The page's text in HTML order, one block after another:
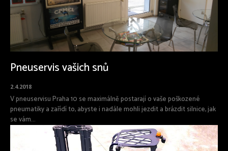
Pneuservis vašich snů
2.4.2018
V pneuservisu Praha 10 se maximálně postarají o vaše poškozené
pneumatiky a zařídí to, abyste i nadále mohli jezdit a brázdit silnice, jak
se vám...